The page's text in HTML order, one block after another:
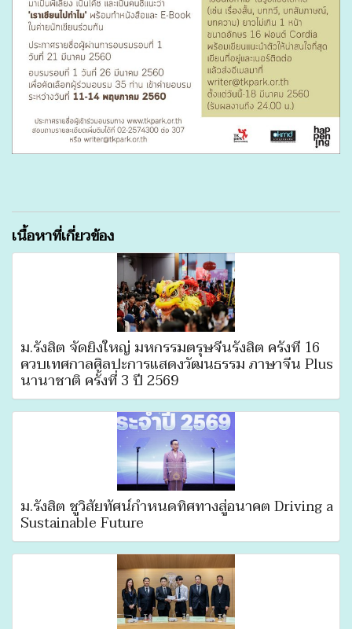
เนื้อหาที่เกี่ยวข้อง
ม.รังสิต จัดยิ่งใหญ่ มหกรรมตรุษจีนรังสิต ครั้งที่ 16
ควบเทศกาลศิลปะการแสดงวัฒนธรรม ภาษาจีน Plus
นานาชาติ ครั้งที่ 3 ปี 2569
ม.รังสิต ชูวิสัยทัศน์กำหนดทิศทางสู่อนาคต Driving a
Sustainable Future